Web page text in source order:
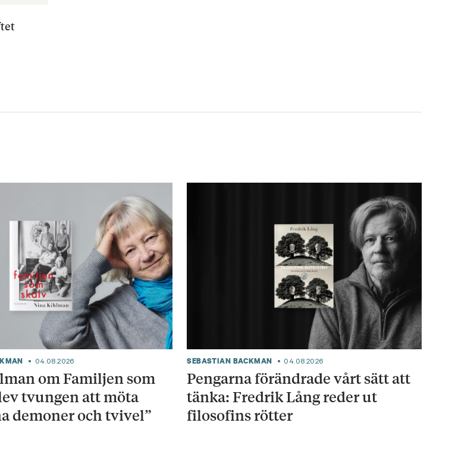
04.08.2026
om Familjen som
tvungen att möta
demoner och tvivel”
SEBASTIAN BACKMAN 04.08.2026
Pengarna förändrade vårt sätt att
tänka: Fredrik Lång reder ut
filosofins rötter